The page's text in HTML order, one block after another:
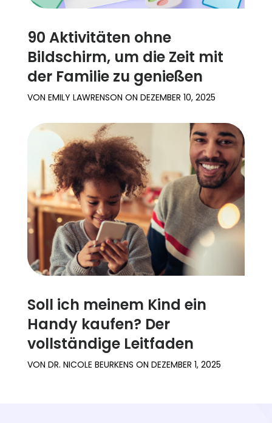
90 Aktivitäten ohne
Bildschirm, um die Zeit mit
der Familie zu genießen
VON EMILY LAWRENSON ON DEZEMBER 10, 2025
Soll ich meinem Kind ein
Handy kaufen? Der
vollständige Leitfaden
VON DR. NICOLE BEURKENS ON DEZEMBER 1, 2025